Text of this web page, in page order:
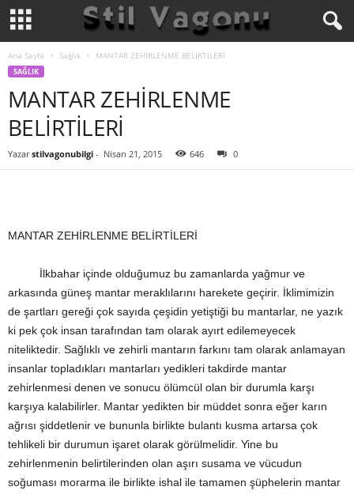
Ana Sayfa Sağlık MANTAR ZEHİRLENME BELİRTİLERİ
SAĞLIK
MANTAR ZEHİRLENME
BELİRTİLERİ
Yazar stilvagonubilgi - Nisan 21, 2015 646 0
MANTAR ZEHİRLENME BELİRTİLERİ
İlkbahar içinde olduğumuz bu zamanlarda yağmur ve
arkasında güneş mantar meraklılarını harekete geçirir. İklimimizin
de şartları gereği çok sayıda çeşidin yetiştiği bu mantarlar, ne yazık
ki pek çok insan tarafından tam olarak ayırt edilemeyecek
niteliktedir. Sağlıklı ve zehirli mantarın farkını tam olarak anlamayan
insanlar topladıkları mantarları yedikleri takdirde mantar
zehirlenmesi denen ve sonucu ölümcül olan bir durumla karşı
karşıya kalabilirler. Mantar yedikten bir müddet sonra eğer karın
ağrısı şiddetlenir ve bununla birlikte bulantı kusma artarsa çok
tehlikeli bir durumun işaret olarak görülmelidir. Yine bu
zehirlenmenin belirtilerinden olan aşırı susama ve vücudun
soğuması morarma ile birlikte ishal ile tamamen şüphelerin mantar